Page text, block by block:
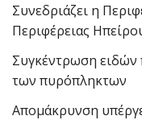
Συνεδριάζει η
Περιφέρειας
Συγκέντρωση ειδών
των πυρόπληκτων
Απομάκρυνση